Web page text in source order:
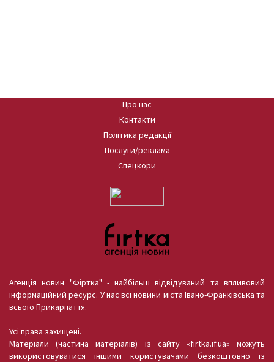
Про нас
Контакти
Політика редакції
Послуги/реклама
Спецкори
Агенція новин "Фіртка" - найбільш відвідуваний та впливовий
інформаційний ресурс. У нас всі новини міста Івано-Франківська та
всього Прикарпаття.
Усі права захищені.
Матеріали (частина матеріалів) із сайту «firtka.if.ua» можуть
використовуватися іншими користувачами безкоштовно із